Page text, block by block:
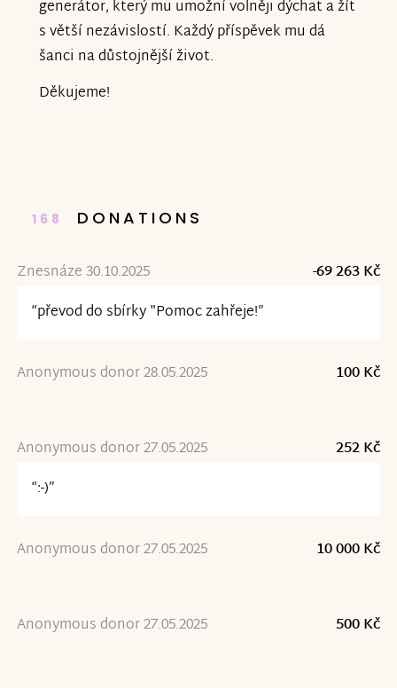
generátor, který mu umožní volněji dýchat a žít
s větší nezávislostí. Každý příspěvek mu dá
šanci na důstojnější život.
Děkujeme!
168 DONATIONS
Znesnáze 30.10.2025
-69 263 Kč
“převod do sbírky "Pomoc zahřeje!”
Anonymous donor 28.05.2025 100 Kč
Anonymous donor 27.05.2025
252 Kč
“:-)”
Anonymous donor 27.05.2025 10 000 Kč
Anonymous donor 27.05.2025 500 Kč